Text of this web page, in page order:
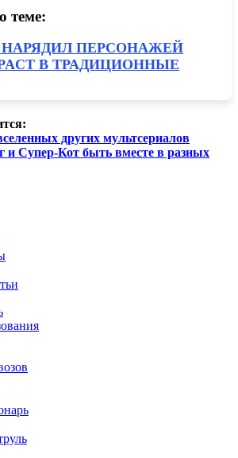
теме:
ПЕРСОНАЖЕЙ
В ТРАДИЦИОННЫЕ
других мультсериалов
и Супер-Кот быть вместе в разных